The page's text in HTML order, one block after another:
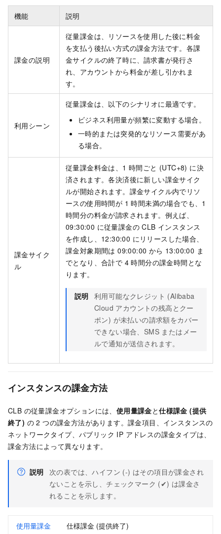
機能 説明
課金の説明
従量課金は、リソースを使用した後に料金
を支払う後払い方式の課金方法です。各課
金サイクルの終了時に、請求書が発行さ
れ、アカウントから料金が差し引かれま
す。
利用シーン
従量課金は、以下のシナリオに最適です。
ビジネス利用量が頻繁に変動する場合。
一時的または突発的なリソース需要があ
る場合。
課金サイク
ル
従量課金料金は、1 時間ごと (UTC+8) に決
済されます。各決済後に新しい課金サイク
ルが開始されます。課金サイクル内でリソ
ースの使用時間が 1 時間未満の場合でも、1
時間分の料金が請求されます。例えば、
09:30:00 に従量課金の CLB インスタンス
を作成し、12:30:00 にリリースした場合、
課金対象期間は 09:00:00 から 13:00:00 ま
でとなり、合計で 4 時間分の課金時間とな
ります。
説明 利用可能なクレジット (Alibaba
Cloud アカウントの残高とクー
ポン) が未払いの請求額をカバー
できない場合、SMS またはメー
ルで通知が送信されます。
インスタンスの課金方法
CLB の従量課金オプションには、 使用量課金と仕様課金 (提供
終了) の 2 つの課金方法があります。課金項目、インスタンスの
ネットワークタイプ、パブリック IP アドレスの課金タイプは、
課金方法によって異なります。
説明
次の表では、ハイフン (-) はその項目が課金され
ないことを示し、チェックマーク (✔) は課金さ
れることを示します。
使用量課金 仕様課金 (提供終了)